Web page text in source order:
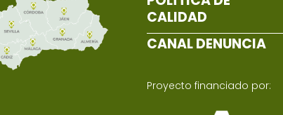
CALIDAD
CANAL DENUNCIA
Proyecto financiado por: